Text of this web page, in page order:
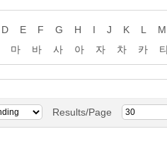
D E F G H I J K L M
마 바 사 아 자 차 카
Results/Page